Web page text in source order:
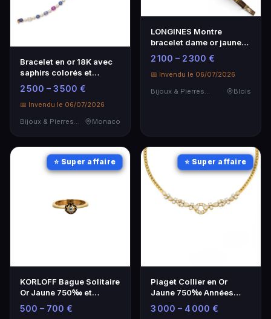
Bracelet en or 18K avec
saphirs colorés et
diamants - Élégance
intemporelle
2 500 – 3 500 €
📅 Invendu le 06/07/2026
Monaco
LONGINES Montre
bracelet dame or jaune
750 millièmes
2 100 – 2 300 €
📅 Invendu le 06/07/2026
Bijoux & Pierres Précieuses
Blois
⭐ Super affaire
KORLOFF Bague Solitaire
Or Jaune 750‰ et
Diamant Taille B
500 – 700 €
⭐ Super affaire
Piaget Collier en Or
Jaune 750‰ Années
1980-1990
3 000 – 4 000 €